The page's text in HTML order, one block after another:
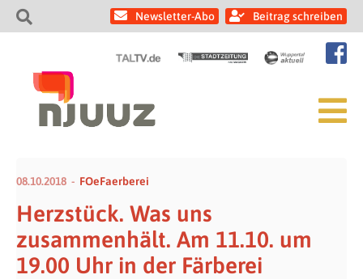
Newsletter-Abo Beitrag schreiben
08.10.2018 FOeFaerberei
Herzstück. Was uns
zusammenhält. Am 11.10. um
19.00 Uhr in der Färberei